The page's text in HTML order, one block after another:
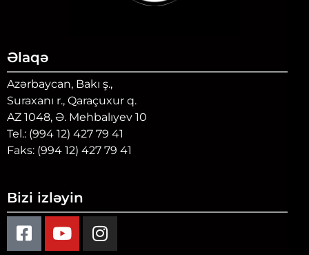
Əlaqə
Azərbaycan, Bakı ş.,
Suraxanı r., Qaraçuxur q.
AZ 1048, Ə. Mehbalıyev 10
Tel.: (994 12) 427 79 41
Faks: (994 12) 427 79 41
Bizi izləyin